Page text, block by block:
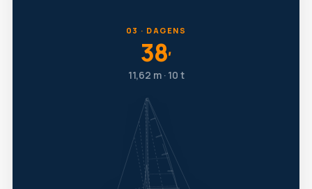
03 · DAGENS
38′
11,62 m · 10 t